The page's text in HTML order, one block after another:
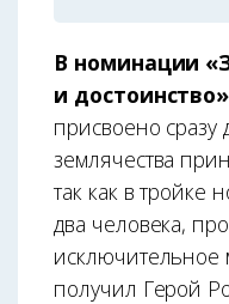
В номинации
и достоинство»
присвоено
землячества
так как в тройке
два человека,
исключительное
получил Герой